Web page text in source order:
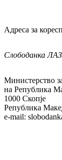
Адреса за
Слободанка
Министерство
на Република
1000 Скопје
Република
e-mail: